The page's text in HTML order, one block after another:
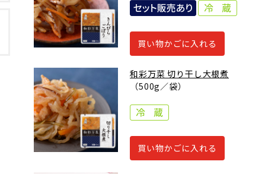
買い物かごに入れる
和彩万菜 切り干し大根煮
（500g／袋）
買い物かごに入れる